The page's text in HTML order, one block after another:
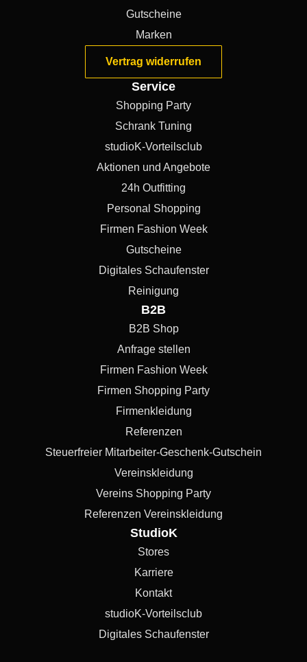
Gutscheine
Marken
Vertrag widerrufen
Service
Shopping Party
Schrank Tuning
studioK-Vorteilsclub
Aktionen und Angebote
24h Outfitting
Personal Shopping
Firmen Fashion Week
Gutscheine
Digitales Schaufenster
Reinigung
B2B
B2B Shop
Anfrage stellen
Firmen Fashion Week
Firmen Shopping Party
Firmenkleidung
Referenzen
Steuerfreier Mitarbeiter-Geschenk-Gutschein
Vereinskleidung
Vereins Shopping Party
Referenzen Vereinskleidung
StudioK
Stores
Karriere
Kontakt
studioK-Vorteilsclub
Digitales Schaufenster